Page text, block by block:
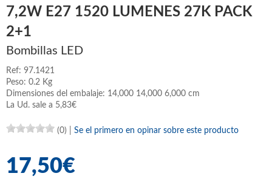
7,2W E27 1520 LUMENES 27K PACK
2+1
Bombillas LED
Ref: 97.1421
Peso: 0.2 Kg
Dimensiones del embalaje: 14,000 14,000 6,000 cm
La Ud. sale a 5,83€
(0) Se el primero en opinar sobre este producto
17,50€